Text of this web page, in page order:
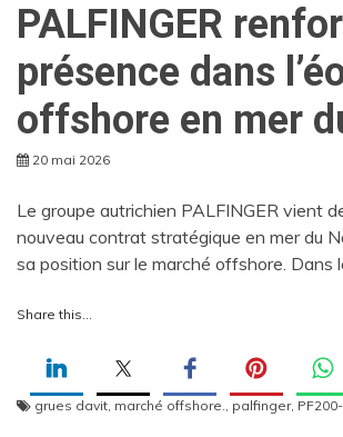
PALFINGER
présence dans
offshore en mer
20 mai 2026
Le groupe autrichien PALFINGER vient
nouveau contrat stratégique en mer du
sa position sur le marché offshore. Dans
Share this...
grues davit, marché offshore., palfinger,